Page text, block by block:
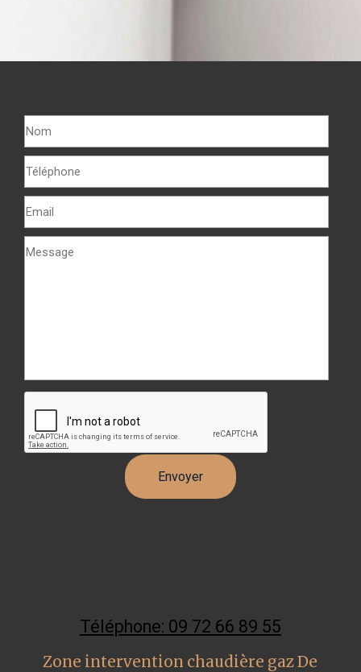
Téléphone: 09 72 66 89 55
Zone intervention chaudière gaz De